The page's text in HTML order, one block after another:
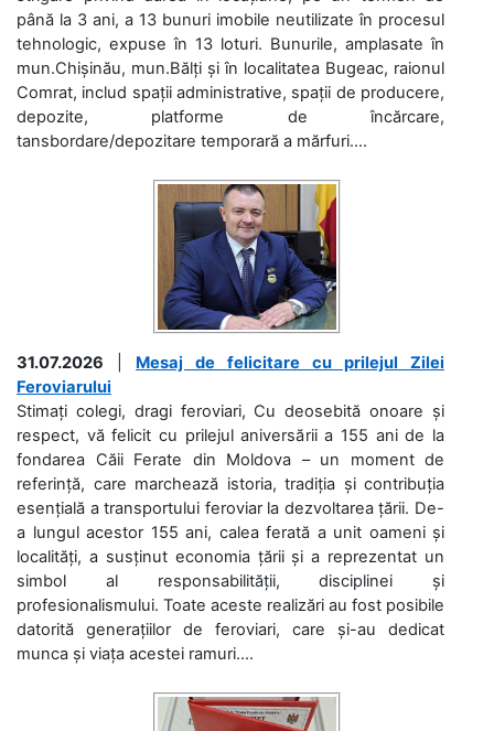
până la 3 ani, a 13 bunuri imobile neutilizate în procesul
tehnologic, expuse în 13 loturi. Bunurile, amplasate în
mun.Chișinău, mun.Bălți și în localitatea Bugeac, raionul
Comrat, includ spații administrative, spații de producere,
depozite, platforme de încărcare,
tansbordare/depozitare temporară a mărfuri....
31.07.2026
Mesaj de felicitare cu prilejul Zilei
Feroviarului
Stimați colegi, dragi feroviari, Cu deosebită onoare și
respect, vă felicit cu prilejul aniversării a 155 ani de la
fondarea Căii Ferate din Moldova – un moment de
referință, care marchează istoria, tradiția și contribuția
esențială a transportului feroviar la dezvoltarea țării. De-
a lungul acestor 155 ani, calea ferată a unit oameni și
localități, a susținut economia țării și a reprezentat un
simbol al responsabilității, disciplinei și
profesionalismului. Toate aceste realizări au fost posibile
datorită generațiilor de feroviari, care și-au dedicat
munca și viața acestei ramuri....